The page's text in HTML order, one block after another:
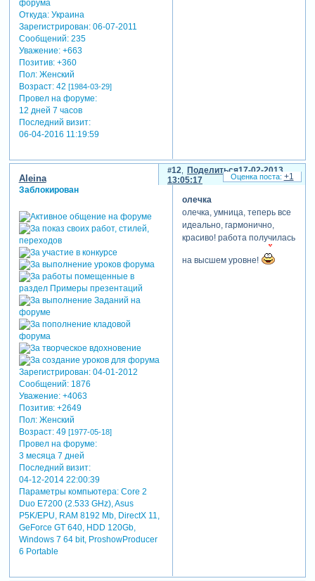
Откуда:Украина
Зарегистрирован: 06-07-2011
Сообщений:235
Уважение: +663
Позитив: +360
Пол:Женский
Возраст:42 [1984-03-29]
Провел на форуме:
12 дней 7 часов
Последний визит:
06-04-2016 11:19:59
Поделиться
12
17-02-2013
13:05:17
Aleina
Заблокирован
Зарегистрирован: 04-01-2012
Сообщений:1876
Уважение: +4063
Позитив: +2649
Пол:Женский
Возраст:49 [1977-05-18]
Провел на форуме:
3 месяца 7 дней
Последний визит:
04-12-2014 22:00:39
Параметры компьютера:Core 2
Duo E7200 (2.533 GHz), Asus
P5K/EPU, RAM 8192 Mb, DirectX 11,
GeForce GT 640, HDD 120Gb,
Windows 7 64 bit, ProshowProducer
6 Portable
олечка
олечка, умница, теперь все
идеально, гармонично,
красиво! работа получилась
на высшем уровне!
+1